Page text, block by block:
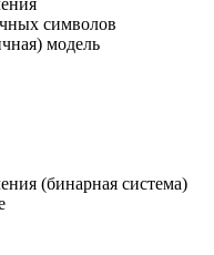
символов
модель
(бинарная система)